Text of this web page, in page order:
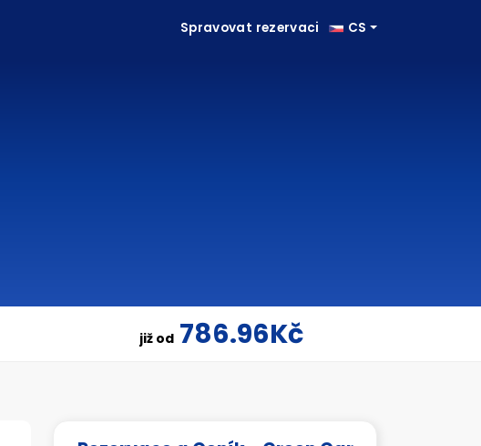
Spravovat rezervaci CS
již od 786.96Kč